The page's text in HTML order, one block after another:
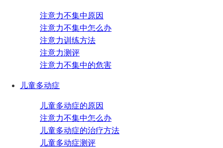
注意力不集中原因
注意力不集中怎么办
注意力训练方法
注意力测评
注意力不集中的危害
儿童多动症
儿童多动症的原因
注意力不集中怎么办
儿童多动症的治疗方法
儿童多动症测评